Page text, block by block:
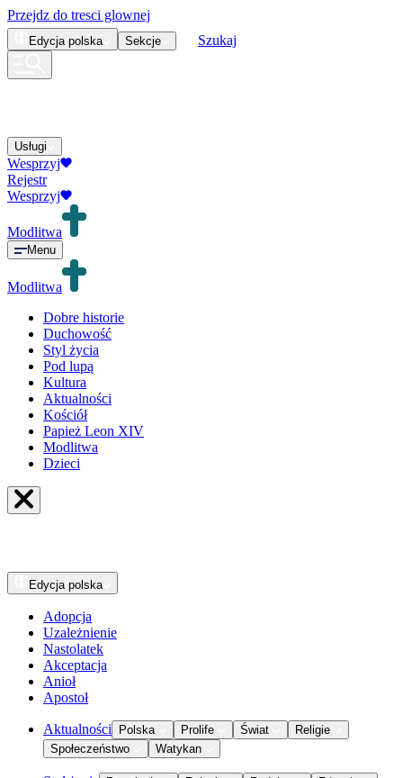
Przejdz do tresci glownej
Edycja polska Sekcje Szukaj
Usługi
Wesprzyj
Rejestr
Wesprzyj
Modlitwa
Menu
Modlitwa
Dobre historie
Duchowość
Styl życia
Pod lupą
Kultura
Aktualności
Kościół
Papież Leon XIV
Modlitwa
Dzieci
Edycja polska
Adopcja
Uzależnienie
Nastolatek
Akceptacja
Anioł
Apostoł
Aktualności Polska Prolife Świat
Religie
Społeczeństwo
Watykan